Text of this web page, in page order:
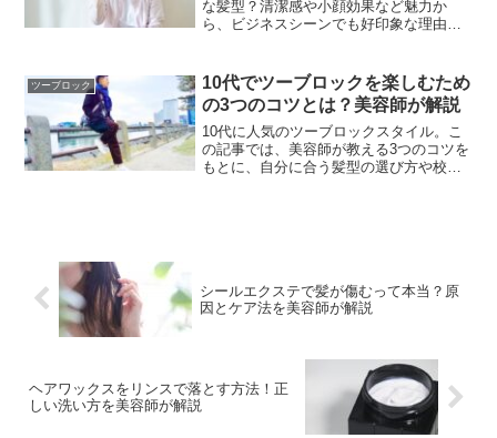
な髪型？清潔感や小顔効果など魅力か
ら、ビジネスシーンでも好印象な理由、
す。また、一人ひとりに似合うスタイル
選びのコツも紹介します。
ツーブロック
10代でツーブロックを楽しむため
の3つのコツとは？美容師が解説
10代に人気のツーブロックスタイル。こ
の記事では、美容師が教える3つのコツを
もとに、自分に合う髪型の選び方や校則
シールエクステで髪が傷むって本当？原
因とケア法を美容師が解説
ヘアワックスをリンスで落とす方法！正
しい洗い方を美容師が解説